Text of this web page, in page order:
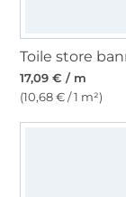
17,09 € / m
(10,68 € / 1 m²)